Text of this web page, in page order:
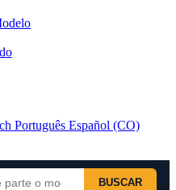
Português Español (CO)
BUSCAR